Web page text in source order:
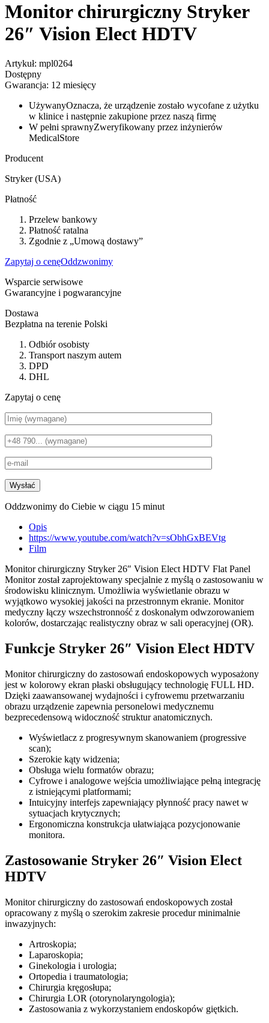
Monitor chirurgiczny Stryker
26″ Vision Elect HDTV
Artykuł: mpl0264
Dostępny
Gwarancja: 12 miesięcy
UżywanyOznacza, że urządzenie zostało wycofane z użytku
w klinice i następnie zakupione przez naszą firmę
W pełni sprawnyZweryfikowany przez inżynierów
MedicalStore
Producent
Stryker (USA)
Płatność
Przelew bankowy
Płatność ratalna
Zgodnie z „Umową dostawy”
Zapytaj o cenęOddzwonimy
Wsparcie serwisowe
Gwarancyjne i pogwarancyjne
Dostawa
Bezpłatna na terenie Polski
Odbiór osobisty
Transport naszym autem
DPD
DHL
Zapytaj o cenę
Oddzwonimy do Ciebie w ciągu 15 minut
Opis
https://www.youtube.com/watch?v=sObhGxBEVtg
Film
Monitor chirurgiczny Stryker 26″ Vision Elect HDTV Flat Panel
Monitor został zaprojektowany specjalnie z myślą o zastosowaniu w
środowisku klinicznym. Umożliwia wyświetlanie obrazu w
wyjątkowo wysokiej jakości na przestronnym ekranie. Monitor
medyczny łączy wszechstronność z doskonałym odwzorowaniem
kolorów, dostarczając realistyczny obraz w sali operacyjnej (OR).
Funkcje Stryker 26″ Vision Elect HDTV
Monitor chirurgiczny do zastosowań endoskopowych wyposażony
jest w kolorowy ekran płaski obsługujący technologię FULL HD.
Dzięki zaawansowanej wydajności i cyfrowemu przetwarzaniu
obrazu urządzenie zapewnia personelowi medycznemu
bezprecedensową widoczność struktur anatomicznych.
Wyświetlacz z progresywnym skanowaniem (progressive
scan);
Szerokie kąty widzenia;
Obsługa wielu formatów obrazu;
Cyfrowe i analogowe wejścia umożliwiające pełną integrację
z istniejącymi platformami;
Intuicyjny interfejs zapewniający płynność pracy nawet w
sytuacjach krytycznych;
Ergonomiczna konstrukcja ułatwiająca pozycjonowanie
monitora.
Zastosowanie Stryker 26″ Vision Elect
HDTV
Monitor chirurgiczny do zastosowań endoskopowych został
opracowany z myślą o szerokim zakresie procedur minimalnie
inwazyjnych:
Artroskopia;
Laparoskopia;
Ginekologia i urologia;
Ortopedia i traumatologia;
Chirurgia kręgosłupa;
Chirurgia LOR (otorynolaryngologia);
Zastosowania z wykorzystaniem endoskopów giętkich.